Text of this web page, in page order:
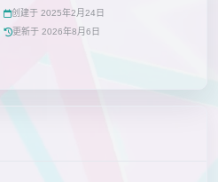
创建于 2025年2月24日
更新于 2026年8月6日